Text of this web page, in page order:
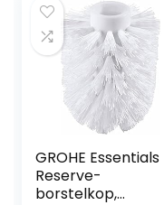
elijk en
milieuvriendelijk
met steel
GROHE Essentials
Reserve-
borstelkop,